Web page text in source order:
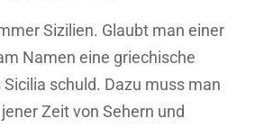
Sizilien. Glaubt man einer
Namen eine griechische
schuld. Dazu muss man
Zeit von Sehern und